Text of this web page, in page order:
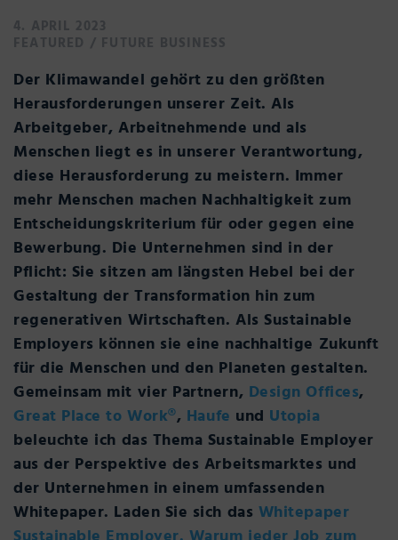
4. APRIL 2023
FEATURED / FUTURE BUSINESS
Der Klimawandel gehört zu den größten
Herausforderungen unserer Zeit. Als
Arbeitgeber, Arbeitnehmende und als
Menschen liegt es in unserer Verantwortung,
diese Herausforderung zu meistern. Immer
mehr Menschen machen Nachhaltigkeit zum
Entscheidungskriterium für oder gegen eine
Bewerbung. Die Unternehmen sind in der
Pflicht: Sie sitzen am längsten Hebel bei der
Gestaltung der Transformation hin zum
regenerativen Wirtschaften. Als Sustainable
Employers können sie eine nachhaltige Zukunft
für die Menschen und den Planeten gestalten.
Gemeinsam mit vier Partnern, Design Offices,
Great Place to Work®, Haufe und Utopia
beleuchte ich das Thema Sustainable Employer
aus der Perspektive des Arbeitsmarktes und
der Unternehmen in einem umfassenden
Whitepaper. Laden Sie sich das Whitepaper